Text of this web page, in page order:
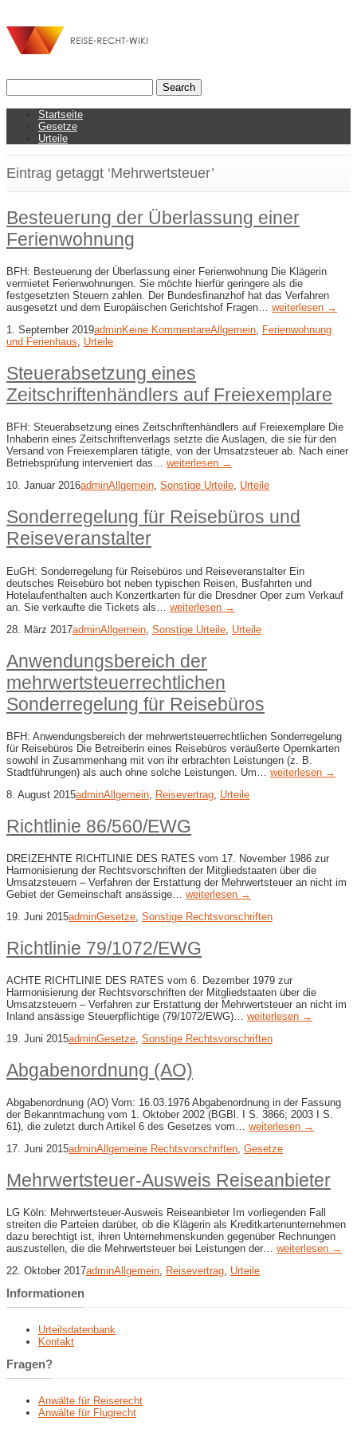
Startseite
Gesetze
Urteile
Eintrag getaggt ‘Mehrwertsteuer’
Besteuerung der Überlassung einer
Ferienwohnung
BFH: Besteuerung der Überlassung einer Ferienwohnung Die Klägerin
vermietet Ferienwohnungen. Sie möchte hierfür geringere als die
festgesetzten Steuern zahlen. Der Bundesfinanzhof hat das Verfahren
ausgesetzt und dem Europäischen Gerichtshof Fragen… weiterlesen →
1. September 2019adminKeine KommentareAllgemein, Ferienwohnung
und Ferienhaus, Urteile
Steuerabsetzung eines
Zeitschriftenhändlers auf Freiexemplare
BFH: Steuerabsetzung eines Zeitschriftenhändlers auf Freiexemplare Die
Inhaberin eines Zeitschriftenverlags setzte die Auslagen, die sie für den
Versand von Freiexemplaren tätigte, von der Umsatzsteuer ab. Nach einer
Betriebsprüfung interveniert das… weiterlesen →
10. Januar 2016adminAllgemein, Sonstige Urteile, Urteile
Sonderregelung für Reisebüros und
Reiseveranstalter
EuGH: Sonderregelung für Reisebüros und Reiseveranstalter Ein
deutsches Reisebüro bot neben typischen Reisen, Busfahrten und
Hotelaufenthalten auch Konzertkarten für die Dresdner Oper zum Verkauf
an. Sie verkaufte die Tickets als… weiterlesen →
28. März 2017adminAllgemein Sonstige Urteile Urteile
Anwendungsbereich der
mehrwertsteuerrechtlichen
Sonderregelung für Reisebüros
BFH: Anwendungsbereich der mehrwertsteuerrechtlichen Sonderregelung
für Reisebüros Die Betreiberin eines Reisebüros veräußerte Opernkarten
sowohl in Zusammenhang mit von ihr erbrachten Leistungen (z. B.
Stadtführungen) als auch ohne solche Leistungen. Um… weiterlesen →
8. August 2015adminAllgemein Reisevertrag Urteile
Richtlinie 86/560/EWG
DREIZEHNTE RICHTLINIE DES RATES vom 17. November 1986 zur
Harmonisierung der Rechtsvorschriften der Mitgliedstaaten über die
Umsatzsteuern – Verfahren der Erstattung der Mehrwertsteuer an nicht im
Gebiet der Gemeinschaft ansässige… weiterlesen →
19. Juni 2015adminGesetze Sonstige Rechtsvorschriften
Richtlinie 79/1072/EWG
ACHTE RICHTLINIE DES RATES vom 6. Dezember 1979 zur
Harmonisierung der Rechtsvorschriften der Mitgliedstaaten über die
Umsatzsteuern – Verfahren zur Erstattung der Mehrwertsteuer an nicht im
Inland ansässige Steuerpflichtige (79/1072/EWG)… weiterlesen →
19. Juni 2015adminGesetze, Sonstige Rechtsvorschriften
Abgabenordnung (AO)
Abgabenordnung (AO) Vom: 16.03.1976 Abgabenordnung in der Fassung
der Bekanntmachung vom 1. Oktober 2002 (BGBl. I S. 3866; 2003 I S.
61), die zuletzt durch Artikel 6 des Gesetzes vom… weiterlesen →
17. Juni 2015adminAllgemeine Rechtsvorschriften, Gesetze
Mehrwertsteuer-Ausweis Reiseanbieter
LG Köln: Mehrwertsteuer-Ausweis Reiseanbieter Im vorliegenden Fall
streiten die Parteien darüber, ob die Klägerin als Kreditkartenunternehmen
dazu berechtigt ist, ihren Unternehmenskunden gegenüber Rechnungen
auszustellen, die die Mehrwertsteuer bei Leistungen der… weiterlesen →
22. Oktober 2017adminAllgemein, Reisevertrag, Urteile
Informationen
Urteilsdatenbank
Kontakt
Fragen?
Anwälte für Reiserecht
Anwälte für Flugrecht